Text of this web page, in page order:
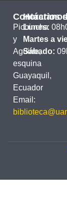
Contáctanos
Pichincha
y
Aguirre,
esquina
Guayaquil,
Ecuador
Email:
Horarios
Lunes:
Martes a
Sábado: